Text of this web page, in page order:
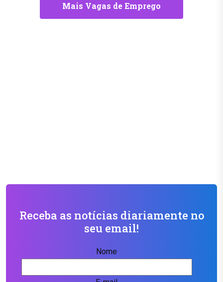
Mais Vagas de Emprego
Receba as notícias diariamente no
seu email!
Nome